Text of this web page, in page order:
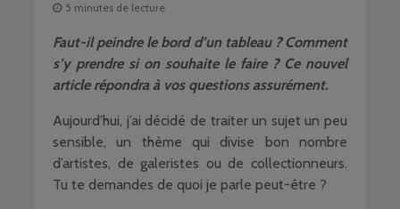
5 minutes de lecture
Faut-il peindre le bord d’un tableau ? Comment
s’y prendre si on souhaite le faire ? Ce nouvel
article répondra à vos questions assurément.
Aujourd’hui, j’ai décidé de traiter un sujet un peu
sensible, un thème qui divise bon nombre
d’artistes, de galeristes ou de collectionneurs.
Tu te demandes de quoi je parle peut-être ?